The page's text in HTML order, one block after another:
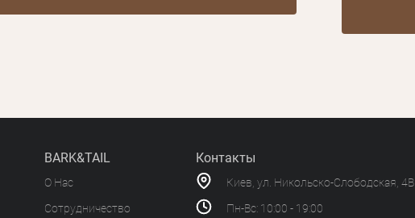
BARK&TAIL
О Нас
Сотрудничество
Контакты
Киев, ул. Никольско-Слободская, 4В
Пн-Вс: 10:00 - 19:00